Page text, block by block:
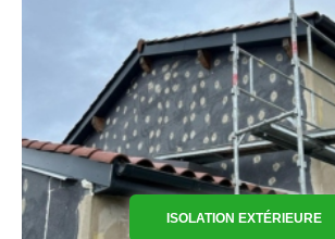
ISOLATION EXTÉRIEURE